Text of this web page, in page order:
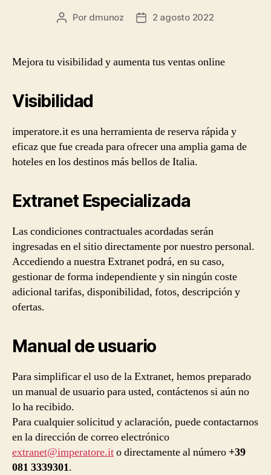
Autor
entrada
Por dmunoz
Fecha
entrada
2 agosto 2022
Mejora tu visibilidad y aumenta tus ventas online
Visibilidad
imperatore.it es una herramienta de reserva rápida y
eficaz que fue creada para ofrecer una amplia gama de
hoteles en los destinos más bellos de Italia.
Extranet Especializada
Las condiciones contractuales acordadas serán
ingresadas en el sitio directamente por nuestro personal.
Accediendo a nuestra Extranet podrá, en su caso,
gestionar de forma independiente y sin ningún coste
adicional tarifas, disponibilidad, fotos, descripción y
ofertas.
Manual de usuario
Para simplificar el uso de la Extranet, hemos preparado
un manual de usuario para usted, contáctenos si aún no
lo ha recibido.
Para cualquier solicitud y aclaración, puede contactarnos
en la dirección de correo electrónico
extranet@imperatore.ito directamente al número +39
081 3339301.